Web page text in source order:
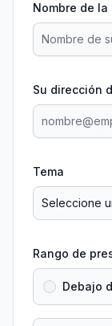
Nombre de la
Tema
Rango de
Debajo